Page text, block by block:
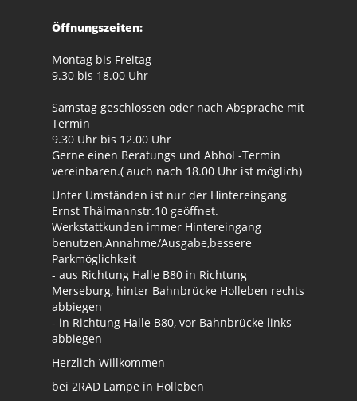
Öffnungszeiten:
Montag bis Freitag
9.30 bis 18.00 Uhr
Samstag geschlossen oder nach Absprache mit
Termin
9.30 Uhr bis 12.00 Uhr
Gerne einen Beratungs und Abhol -Termin
vereinbaren.( auch nach 18.00 Uhr ist möglich)
Unter Umständen ist nur der Hintereingang
Ernst Thälmannstr.10 geöffnet.
Werkstattkunden immer Hintereingang
benutzen,Annahme/Ausgabe,bessere
Parkmöglichkeit
- aus Richtung Halle B80 in Richtung
Merseburg, hinter Bahnbrücke Holleben rechts
abbiegen
- in Richtung Halle B80, vor Bahnbrücke links
abbiegen
Herzlich Willkommen
bei 2RAD Lampe in Holleben